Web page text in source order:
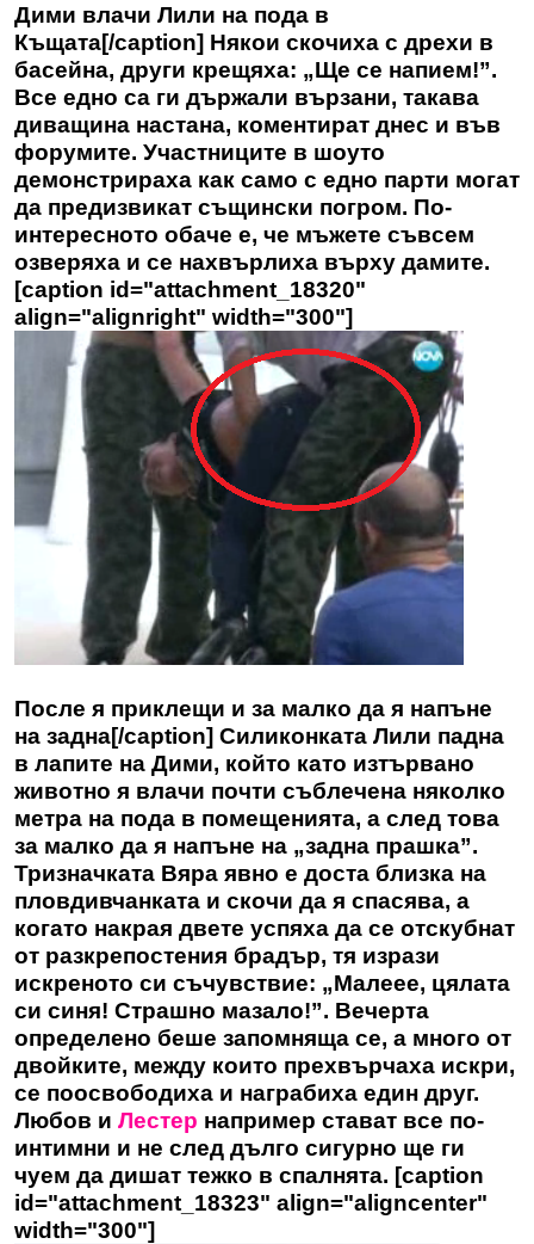
Дими влачи Лили на пода в
Къщата[/caption] Някои скочиха с дрехи в
басейна, други крещяха: „Ще се напием!”.
Все едно са ги държали вързани, такава
диващина настана, коментират днес и във
форумите. Участниците в шоуто
демонстрираха как само с едно парти могат
да предизвикат същински погром. По-
интересното обаче е, че мъжете съвсем
озверяха и се нахвърлиха върху дамите.
[caption id="attachment_18320"
align="alignright" width="300"]
После я приклещи и за малко да я напъне
на задна[/caption] Силиконката Лили падна
в лапите на Дими, който като изтървано
животно я влачи почти съблечена няколко
метра на пода в помещенията, а след това
за малко да я напъне на „задна прашка”.
Тризначката Вяра явно е доста близка на
пловдивчанката и скочи да я спасява, а
когато накрая двете успяха да се отскубнат
от разкрепостения брадър, тя изрази
искреното си съчувствие: „Малеее, цялата
си синя! Страшно мазало!”. Вечерта
определено беше запомняща се, а много от
двойките, между които прехвърчаха искри,
се поосвободиха и награбиха един друг.
Любов и Лестер например стават все по-
интимни и не след дълго сигурно ще ги
чуем да дишат тежко в спалнята. [caption
id="attachment_18323" align="aligncenter"
width="300"]